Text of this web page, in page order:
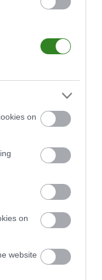
on
on
website
2 22-12
3 29-23
12-11
13-17
12-18
9-20
11-20